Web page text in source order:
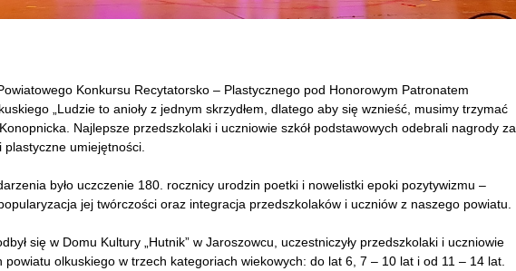
Konkursu Recytatorsko – Plastycznego pod Honorowym Patronatem
„Ludzie to anioły z jednym skrzydłem, dlatego aby się wznieść, musimy trzymać
Najlepsze przedszkolaki i uczniowie szkół podstawowych odebrali nagrody za
umiejętności.
było uczczenie 180. rocznicy urodzin poetki i nowelistki epoki pozytywizmu –
jej twórczości oraz integracja przedszkolaków i uczniów z naszego powiatu.
się w Domu Kultury „Hutnik” w Jaroszowcu, uczestniczyły przedszkolaki i uczniowie
powiatu olkuskiego w trzech kategoriach wiekowych: do lat 6, 7 – 10 lat i od 11 – 14 lat.